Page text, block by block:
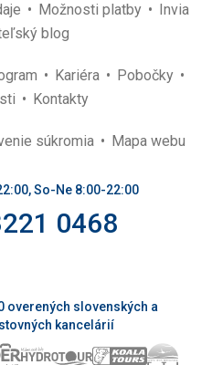
Možnosti platby
Invia
blog
Kariéra
Pobočky
Kontakty
súkromia Mapa webu
So-Ne 8:00-22:00
0468
overených slovenských a
kancelárií